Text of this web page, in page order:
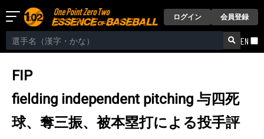
ログイン 会員登録
EN
FIP
fielding independent pitching与四死
球、奪三振、被本塁打による投手評